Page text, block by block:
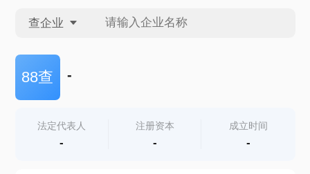
查企业
查企业
查产地
88查 -
法定代表人
-
注册资本
-
成立时间
-